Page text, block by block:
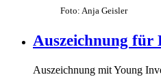
Foto: Anja Geisler
Auszeichnung für
Auszeichnung mit Young